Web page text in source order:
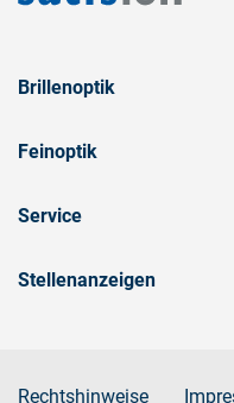
Brillenoptik
Feinoptik
Service
Stellenanzeigen
Rechtshinweise